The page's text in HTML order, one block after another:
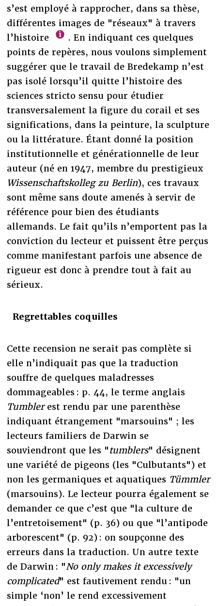
s’est employé à rapprocher, dans sa thèse,
différentes images de "réseaux" à travers
l’histoire
. En indiquant ces quelques
points de repères, nous voulons simplement
suggérer que le travail de Bredekamp n’est
pas isolé lorsqu’il quitte l’histoire des
sciences stricto sensu pour étudier
transversalement la figure du corail et ses
significations, dans la peinture, la sculpture
ou la littérature. Étant donné la position
institutionnelle et générationnelle de leur
auteur (né en 1947, membre du prestigieux
Wissenschaftskolleg zu Berlin), ces travaux
sont même sans doute amenés à servir de
référence pour bien des étudiants
allemands. Le fait qu’ils n’emportent pas la
conviction du lecteur et puissent être perçus
comme manifestant parfois une absence de
rigueur est donc à prendre tout à fait au
sérieux.
Regrettables coquilles
Cette recension ne serait pas complète si
elle n’indiquait pas que la traduction
souffre de quelques maladresses
dommageables : p. 44, le terme anglais
Tumblerest rendu par une parenthèse
indiquant étrangement "marsouins" ; les
lecteurs familiers de Darwin se
souviendront que les "tumblers" désignent
une variété de pigeons (les "Culbutants") et
non les germaniques et aquatiques Tümmler
(marsouins). Le lecteur pourra également se
demander ce que c’est que "la culture de
l’entretoisement" (p. 36) ou que "l’antipode
arborescent" (p. 92) : on soupçonne des
erreurs dans la traduction. Un autre texte
de Darwin : "No only makes it excessively
complicated" est fautivement rendu : "un
simple ‘non’ le rend excessivement